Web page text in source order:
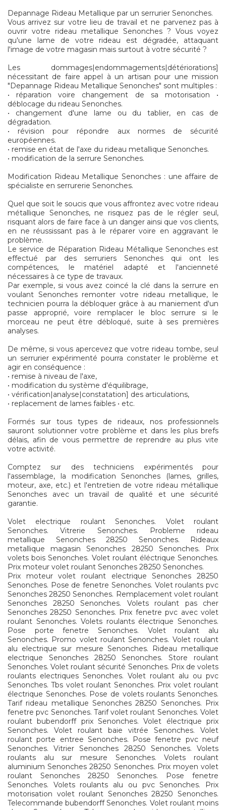
Depannage Rideau Metallique par un serrurier Senonches.
Vous arrivez sur votre lieu de travail et ne parvenez pas à
ouvrir votre rideau metallique Senonches ? Vous voyez
qu'une lame de votre rideau est dégradée, attaquant
l'image de votre magasin mais surtout à votre sécurité ?
Les dommages|endommagements|détériorations]
nécessitant de faire appel à un artisan pour une mission
"Depannage Rideau Metallique Senonches" sont multiples :
• réparation voire changement de sa motorisation •
déblocage du rideau Senonches.
• changement d'une lame ou du tablier, en cas de
dégradation.
• révision pour répondre aux normes de sécurité
européennes.
• remise en état de l'axe du rideau metallique Senonches.
• modification de la serrure Senonches.
Modification Rideau Metallique Senonches : une affaire de
spécialiste en serrurerie Senonches.
Quel que soit le soucis que vous affrontez avec votre rideau
métallique Senonches, ne risquez pas de le régler seul,
risquant alors de faire face à un danger ainsi que vos clients,
en ne réussissant pas à le réparer voire en aggravant le
problème.
Le service de Réparation Rideau Métallique Senonches est
effectué par des serruriers Senonches qui ont les
compétences, le matériel adapté et l'ancienneté
nécessaires à ce type de travaux.
Par exemple, si vous avez coincé la clé dans la serrure en
voulant Senonches remonter votre rideau metallique, le
technicien pourra la débloquer grâce à au maniement d'un
passe approprié, voire remplacer le bloc serrure si le
morceau ne peut être débloqué, suite à ses premières
analyses.
De même, si vous apercevez que votre rideau tombe, seul
un serrurier expérimenté pourra constater le problème et
agir en conséquence :
• remise à niveau de l'axe,
• modification du système d'équilibrage,
• vérification|analyse|constatation] des articulations,
• replacement de lames faibles • etc.
Formés sur tous types de rideaux, nos professionnels
sauront solutionner votre problème et dans les plus brefs
délais, afin de vous permettre de reprendre au plus vite
votre activité.
Comptez sur des techniciens expérimentés pour
l'assemblage, la modification Senonches (lames, grilles,
moteur, axe, etc.) et l'entretien de votre rideau métallique
Senonches avec un travail de qualité et une sécurité
garantie.
Volet electrique roulant Senonches. Volet roulant
Senonches. Vitrerie Senonches. Probleme rideau
metallique Senonches 28250 Senonches. Rideaux
metallique magasin Senonches 28250 Senonches. Prix
volets bois Senonches. Volet roulant éléctrique Senonches.
Prix moteur volet roulant Senonches 28250 Senonches.
Prix moteur volet roulant electrique Senonches 28250
Senonches. Pose de fenetre Senonches. Volet roulants pvc
Senonches 28250 Senonches. Remplacement volet roulant
Senonches 28250 Senonches. Volets roulant pas cher
Senonches 28250 Senonches. Prix fenetre pvc avec volet
roulant Senonches. Volets roulants électrique Senonches.
Pose porte fenetre Senonches. Volet roulant alu
Senonches. Promo volet roulant Senonches. Volet roulant
alu electrique sur mesure Senonches. Rideau metallique
electrique Senonches 28250 Senonches. Store roulant
Senonches. Volet roulant sécurité Senonches. Prix de volets
roulants electriques Senonches. Volet roulant alu ou pvc
Senonches. Tbs volet roulant Senonches. Prix volet roulant
électrique Senonches. Pose de volets roulants Senonches.
Tarif rideau metallique Senonches 28250 Senonches. Prix
fenetre pvc Senonches. Tarif volet roulant Senonches. Volet
roulant bubendorff prix Senonches. Volet électrique prix
Senonches. Volet roulant baie vitrée Senonches. Volet
roulant porte entree Senonches. Pose fenetre pvc neuf
Senonches. Vitrier Senonches 28250 Senonches. Volets
roulants alu sur mesure Senonches. Volets roulant
aluminium Senonches 28250 Senonches. Prix moyen volet
roulant Senonches 28250 Senonches. Pose fenetre
Senonches. Volets roulants alu ou pvc Senonches. Prix
motorisation volet roulant Senonches 28250 Senonches.
Telecommande bubendorff Senonches. Volet roulant moins